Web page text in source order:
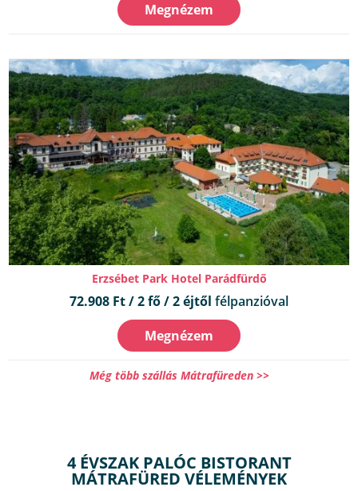
Megnézem
Erzsébet Park Hotel Parádfürdő
72.908 Ft / 2 fő / 2 éjtől félpanzióval
Megnézem
Még több szállás Mátrafüreden >>
4 ÉVSZAK PALÓC BISTORANT
MÁTRAFÜRED VÉLEMÉNYEK